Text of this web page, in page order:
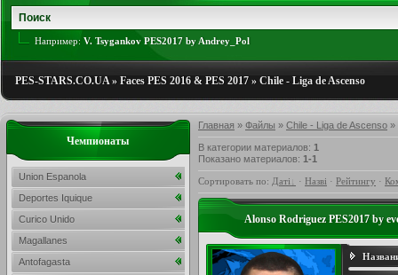
Например: V. Tsygankov PES2017 by Andrey_Pol
PES-STARS.CO.UA» Faces PES 2016 & PES 2017 » Chile - Liga de Ascenso
Главная » Файлы » Chile - Liga de Ascenso »
В категории материалов: 1
Показано материалов: 1-1
Сортировать по: Даті · Назві · Рейтингу ·
Alonso Rodriguez PES2017 by
Чемпионаты
Union Espanola
Deportes Iquique
Curico Unido
Magallanes
Antofagasta